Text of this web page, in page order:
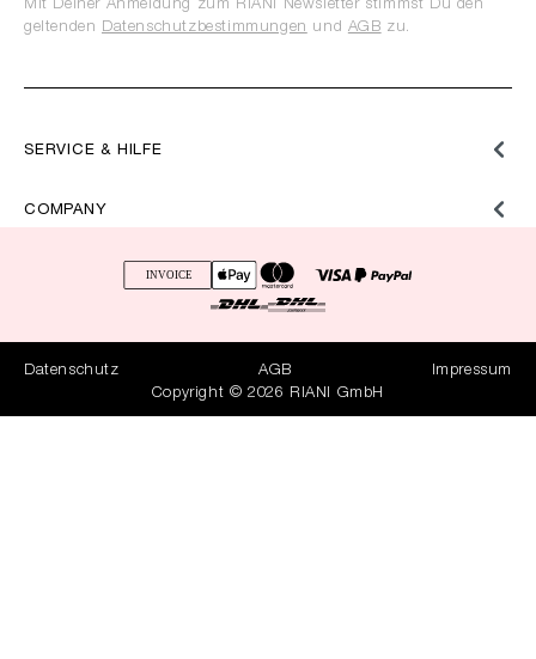
SERVICE & HILFE
COMPANY
Mit Deiner Anmeldung zum RIANI Newsletter stimmst Du den
geltenden Datenschutzbestimmungen und AGB zu.
Datenschutz AGB
Impressum
Copyright © 2026 RIANI GmbH